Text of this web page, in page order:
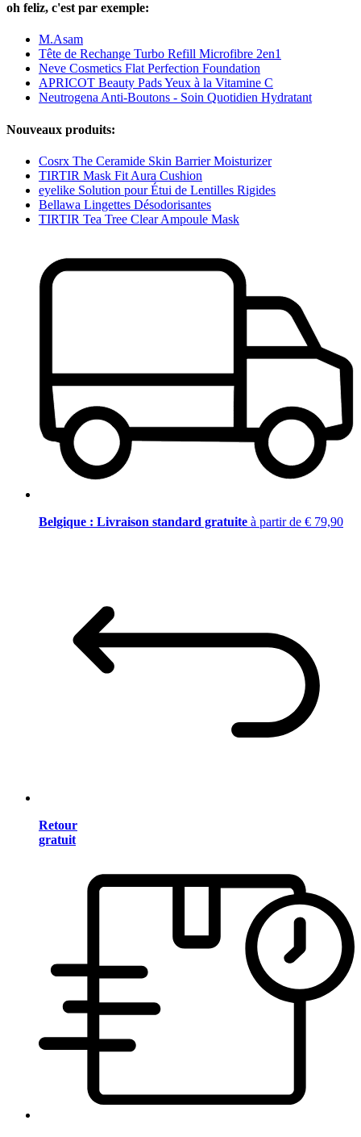
oh feliz, c'est par exemple:
M.Asam
Tête de Rechange Turbo Refill Microfibre 2en1
Neve Cosmetics Flat Perfection Foundation
APRICOT Beauty Pads Yeux à la Vitamine C
Neutrogena Anti-Boutons - Soin Quotidien Hydratant
Nouveaux produits:
Cosrx The Ceramide Skin Barrier Moisturizer
TIRTIR Mask Fit Aura Cushion
eyelike Solution pour Étui de Lentilles Rigides
Bellawa Lingettes Désodorisantes
TIRTIR Tea Tree Clear Ampoule Mask
Belgique : Livraison standard gratuite à partir de € 79,90
Retour
gratuit